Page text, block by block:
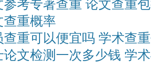
参考专著查重 论文查重
查重概率
查重可以便宜吗 学术查
论文检测一次多少钱 学